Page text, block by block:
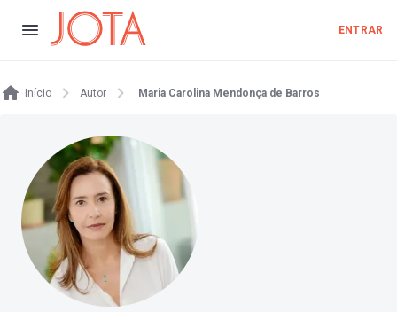
ENTRAR
Início Autor Maria Carolina Mendonça de Barros